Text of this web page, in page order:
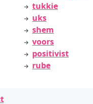
tukkie
uks
shem
voors
positivist
rube